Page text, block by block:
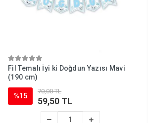
Fil Temalı İyi ki Doğdun Yazısı Mavi
(190 cm)
%15
70,00 TL
59,50 TL